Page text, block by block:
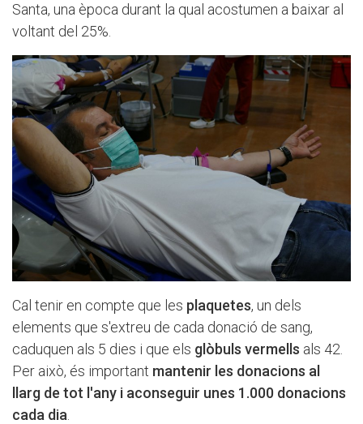
Santa, una època durant la qual acostumen a baixar al
voltant del 25%.
Cal tenir en compte que les plaquetes, un dels
elements que s'extreu de cada donació de sang,
caduquen als 5 dies i que els glòbuls vermells als 42.
Per això, és important mantenir les donacions al
llarg de tot l'any i aconseguir unes 1.000 donacions
cada dia